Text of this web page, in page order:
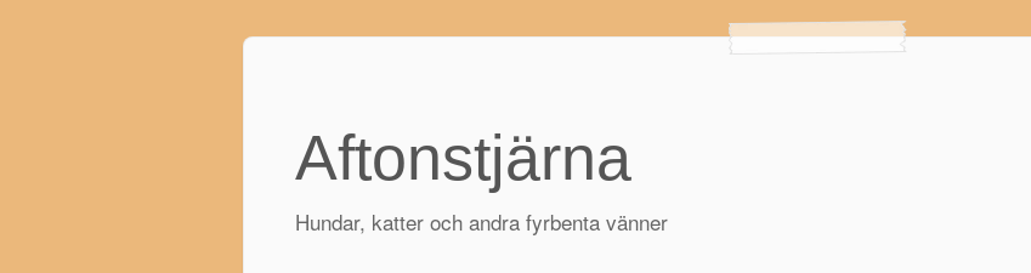
Aftonstjärna
Hundar, katter och andra fyrbenta vänner